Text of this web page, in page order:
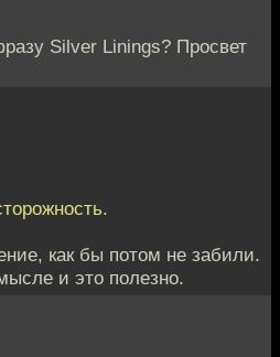
Silver Linings? Просвет
как бы потом не забили.
и это полезно.